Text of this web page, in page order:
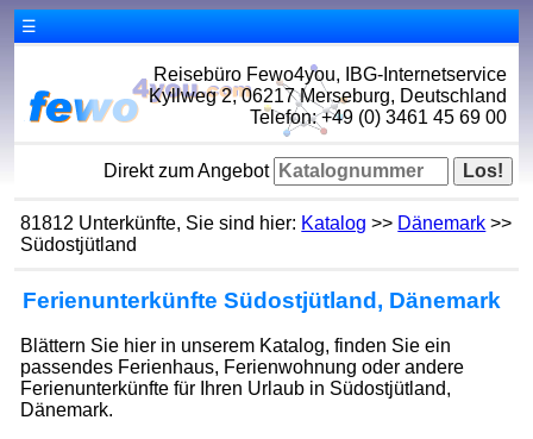
☰
Reisebüro Fewo4you, IBG-Internetservice
Kyllweg 2, 06217 Merseburg, Deutschland
Telefon: +49 (0) 3461 45 69 00
Direkt zum Angebot
81812 Unterkünfte, Sie sind hier: Katalog >> Dänemark >>
Südostjütland
Ferienunterkünfte Südostjütland, Dänemark
Blättern Sie hier in unserem Katalog, finden Sie ein
passendes Ferienhaus, Ferienwohnung oder andere
Ferienunterkünfte für Ihren Urlaub in Südostjütland,
Dänemark.